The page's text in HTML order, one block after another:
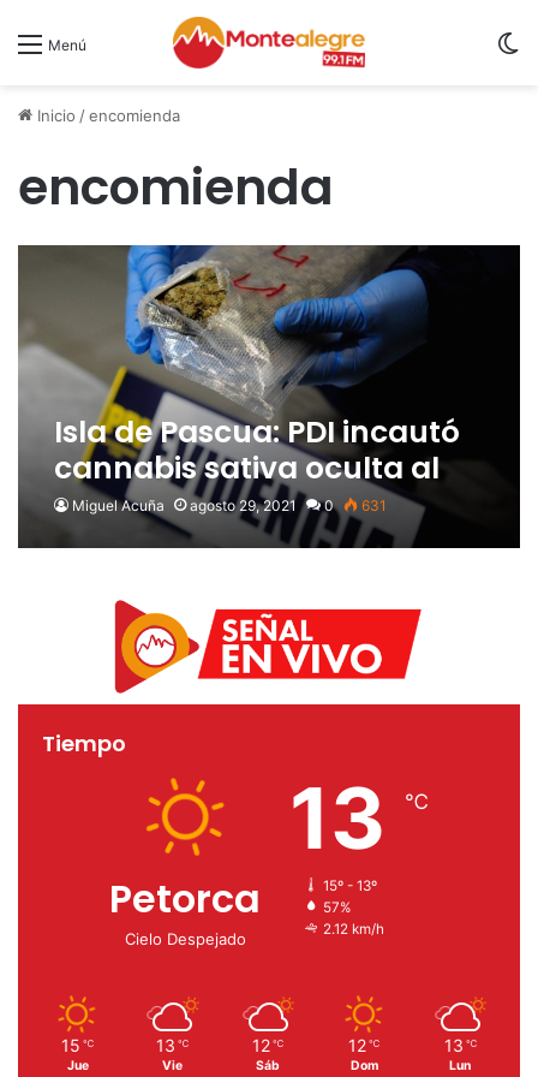
Menú
Inicio /encomienda
encomienda
Isla de Pascua: PDI incautó
cannabis sativa oculta al
interior de encomienda
Miguel Acuña agosto 29, 2021 0 631
Tiempo
Petorca
Cielo Despejado
13 ℃
15º - 13º
57%
2.12 km/h
15 ℃
Jue
13 ℃
Vie
12 ℃
Sáb
12 ℃
Dom
13 ℃
Lun